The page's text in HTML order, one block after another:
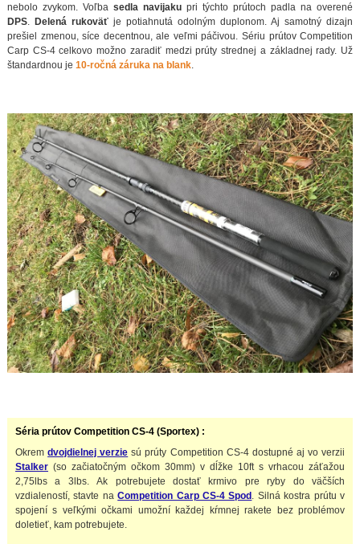
nebolo zvykom. Voľba sedla navijaku pri týchto prútoch padla na overené
DPS. Delená rukoväť je potiahnutá odolným duplonom. Aj samotný dizajn
prešiel zmenou, síce decentnou, ale veľmi páčivou.
Sériu prútov Competition
Carp CS-4 celkovo možno zaradiť medzi prúty strednej a základnej rady. Už
štandardnou je 10-ročná záruka na blank.
Séria prútov Competition CS-4 (Sportex) :
Okremdvojdielnej verzie sú prúty Competition CS-4 dostupné aj vo verzii
Stalker (so začiatočným očkom 30mm) v dĺžke 10ft s vrhacou záťažou
2,75lbs a 3lbs. Ak potrebujete dostať krmivo pre ryby do väčších
vzdialeností, stavte naCompetition Carp CS-4 Spod . Silná kostra prútu v
spojení s veľkými očkami umožní každej kŕmnej rakete bez problémov
doletieť, kam potrebujete.